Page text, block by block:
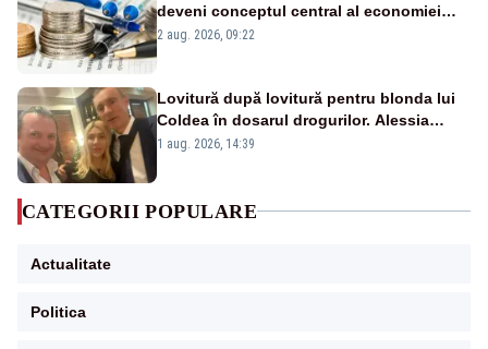
deveni conceptul central al economiei
viitoare?
2 aug. 2026, 09:22
Lovitură după lovitură pentru blonda lui
Coldea în dosarul drogurilor. Alessia
Păcuraru explică decizia magistraților
1 aug. 2026, 14:39
CATEGORII POPULARE
Actualitate
Politica